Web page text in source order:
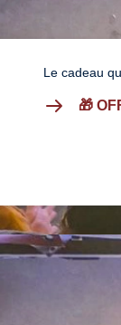
Le cadeau
🎁